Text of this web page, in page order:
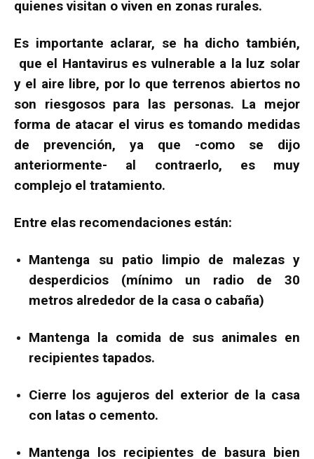
quienes visitan o viven en zonas rurales.
Es importante aclarar, se ha dicho también,
que el Hantavirus es vulnerable a la luz solar
y el aire libre, por lo que terrenos abiertos no
son riesgosos para las personas. La mejor
forma de atacar el virus es tomando medidas
de prevención, ya que -como se dijo
anteriormente- al contraerlo, es muy
complejo el tratamiento.
Entre elas recomendaciones están:
Mantenga su patio limpio de malezas y
desperdicios (mínimo un radio de 30
metros alrededor de la casa o cabaña)
Mantenga la comida de sus animales en
recipientes tapados.
Cierre los agujeros del exterior de la casa
con latas o cemento.
Mantenga los recipientes de basura bien